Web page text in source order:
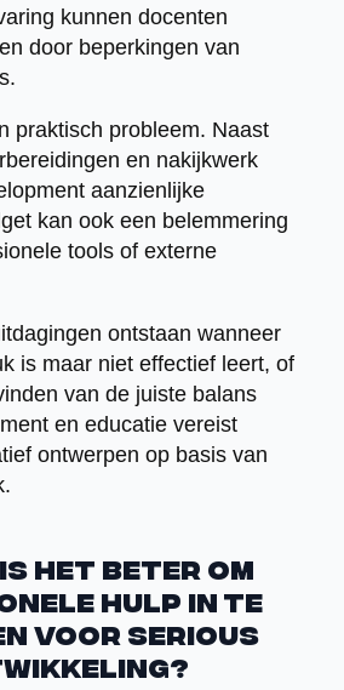
kunnen docenten
door beperkingen van
praktisch probleem. Naast
en nakijkwerk
aanzienlijke
kan ook een belemmering
tools of externe
ontstaan wanneer
is maar niet effectief leert, of
van de juiste balans
en educatie vereist
ontwerpen op basis van
het beter om
hulp in te
voor serious